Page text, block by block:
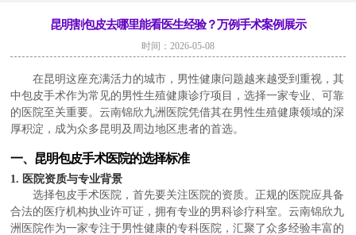
昆明割包皮去哪里能看医生经验？万例手术案例展示
时间：2026-05-08
在昆明这座充满活力的城市，男性健康问题越来越受到重视，其
中包皮手术作为常见的男性生殖健康诊疗项目，选择一家专业、可靠
的医院至关重要。云南锦欣九洲医院凭借其在男性生殖健康领域的深
厚积淀，成为众多昆明及周边地区患者的首选。
一、昆明包皮手术医院的选择标准
1. 医院资质与专业背景
选择包皮手术医院，首先要关注医院的资质。正规的医院应具备
合法的医疗机构执业许可证，拥有专业的男科诊疗科室。云南锦欣九
洲医院作为一家专注于男性健康的专科医院，汇聚了众多经验丰富的